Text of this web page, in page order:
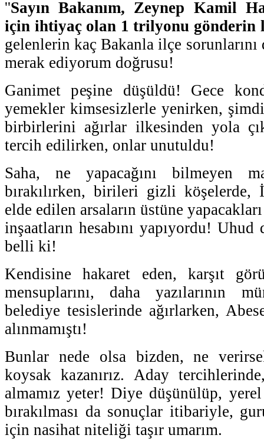
''Sayın Bakanım, Zeynep Kamil
için ihtiyaç olan 1 trilyonu gönderin
gelenlerin kaç Bakanla ilçe
merak ediyorum doğrusu!
Ganimet peşine düşüldü! Gece
yemekler kimsesizlerle yenirken,
birbirlerini ağırlar ilkesinden yola
tercih edilirken, onlar unutuldu!
Saha, ne yapacağını bilmeyen
bırakılırken, birileri gizli köşelerde,
elde edilen arsaların üstüne
inşaatların hesabını yapıyordu! Uhud
belli ki!
Kendisine hakaret eden, karşıt
mensuplarını, daha yazılarının
belediye tesislerinde ağırlarken,
alınmamıştı!
Bunlar nede olsa bizden, ne
koysak kazanırız. Aday
almamız yeter! Diye düşünülüp, yerel
bırakılması da sonuçlar itibariyle,
için nasihat niteliği taşır umarım.